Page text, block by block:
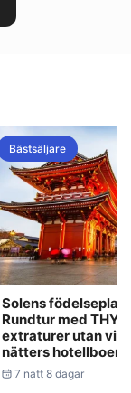
Bästsäljare
Solens
Rundtur med THY
extraturer utan
nätters
7 natt 8 dagar